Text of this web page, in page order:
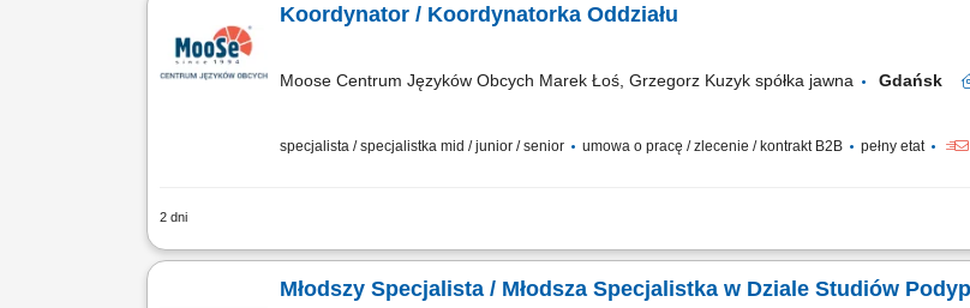
Koordynator / Koordynatorka Oddziału
Moose Centrum Języków Obcych Marek Łoś, Grzegorz Kuzyk spółka jawna Gdańsk
specjalista / specjalistka mid / junior / senior umowa o pracę / zlecenie / kontrakt B2B pełny etat
2 dni
Opis stanowiska: Nadzór nad sprawną organizacją pracy oddziału. Wsparcie zespołu w codziennych
Młodszy Specjalista / Młodsza Specjalistka w Dziale Studiów